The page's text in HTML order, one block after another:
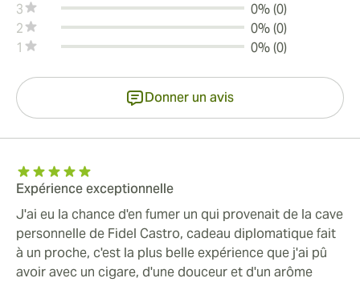
3
0% (0)
2
0% (0)
1
0% (0)
Donner un avis
Expérience exceptionnelle
J'ai eu la chance d'en fumer un qui provenait de la cave
personnelle de Fidel Castro, cadeau diplomatique fait
à un proche, c'est la plus belle expérience que j'ai pû
avoir avec un cigare, d'une douceur et d'un arôme